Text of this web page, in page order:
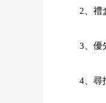
2、禮
3、優
4、尋